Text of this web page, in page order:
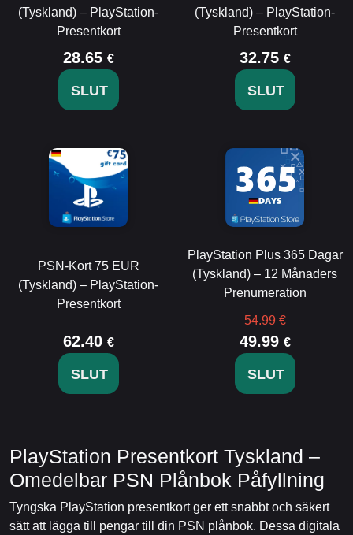
(Tyskland) – PlayStation-
Presentkort
28.65 €
SLUT
(Tyskland) – PlayStation-
Presentkort
32.75 €
SLUT
PSN-Kort 75 EUR
(Tyskland) – PlayStation-
Presentkort
62.40 €
SLUT
PlayStation Plus 365 Dagar
(Tyskland) – 12 Månaders
Prenumeration
54.99 €
49.99 €
SLUT
PlayStation Presentkort Tyskland –
Omedelbar PSN Plånbok Påfyllning
Tyngska PlayStation presentkort ger ett snabbt och säkert
sätt att lägga till pengar till din PSN plånbok. Dessa digitala